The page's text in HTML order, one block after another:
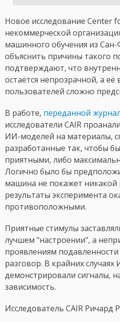
Новое исследование Center
некоммерческой
машинного обучения из
объяснить причины такого
подтверждают, что
остаётся непрозрачной, а её
пользователей сложно
В работе, переданной
исследователи CAIR
ИИ-моделей на материалы,
разработанные так, чтобы
приятными, либо
Логично было бы
машина не покажет никакой
результаты эксперимента
противоположными.
Приятные стимулы
лучшем "настроении", а
проявлениям
разговор. В крайних
демонстрировали сигналы,
зависимость.
Исследователь CAIR Ричард